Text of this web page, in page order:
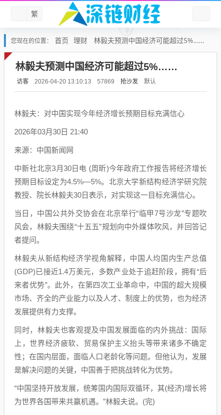
繁
您现在的位置： 首页 理财 林毅夫预测中国经济可能超过5%……
林毅夫预测中国经济可能超过5%……
访客 2026-04-20 13:10:13 57869 抢沙发 默认
林毅夫：对中国实现今年经济增长预期目标充满信心
2026年03月30日 21:40
来源：中国新闻网
中新社北京3月30日电 (周昕)今年政府工作报告将经济增长
预期目标设定为4.5%—5%。北京大学新结构经济学研究院
教授、院长林毅夫30日表示，对实现这一目标充满信心。
当日，中国公共外交协会在北京举行“临甲7号沙龙”专题吹
风会，林毅夫围绕“十五五”规划向中外媒体吹风，并回答记
者提问。
林毅夫从新结构经济学视角解释，中国人均国内生产总值
(GDP)已接近1.4万美元，多数产业处于追赶阶段，拥有“后
来者优势”。此外，在第四次工业革命中，中国的超大规模
市场、齐全的产业能力以及人才、制度上的优势，也为经济
发展提供有力支撑。
同时，林毅夫也客观提及中国发展面临的内外挑战：国际
上，世界经济疲软、贸易保护主义抬头等带来诸多不确定
性；在国内层面，面临人口老龄化等问题。但他认为，发展
是解决问题的关键，中国善于把挑战转化为优势。
“中国坚持开放发展，统筹国内国际双循环，其(经济)增长将
为世界各国带来共赢机遇。”林毅夫说。(完)